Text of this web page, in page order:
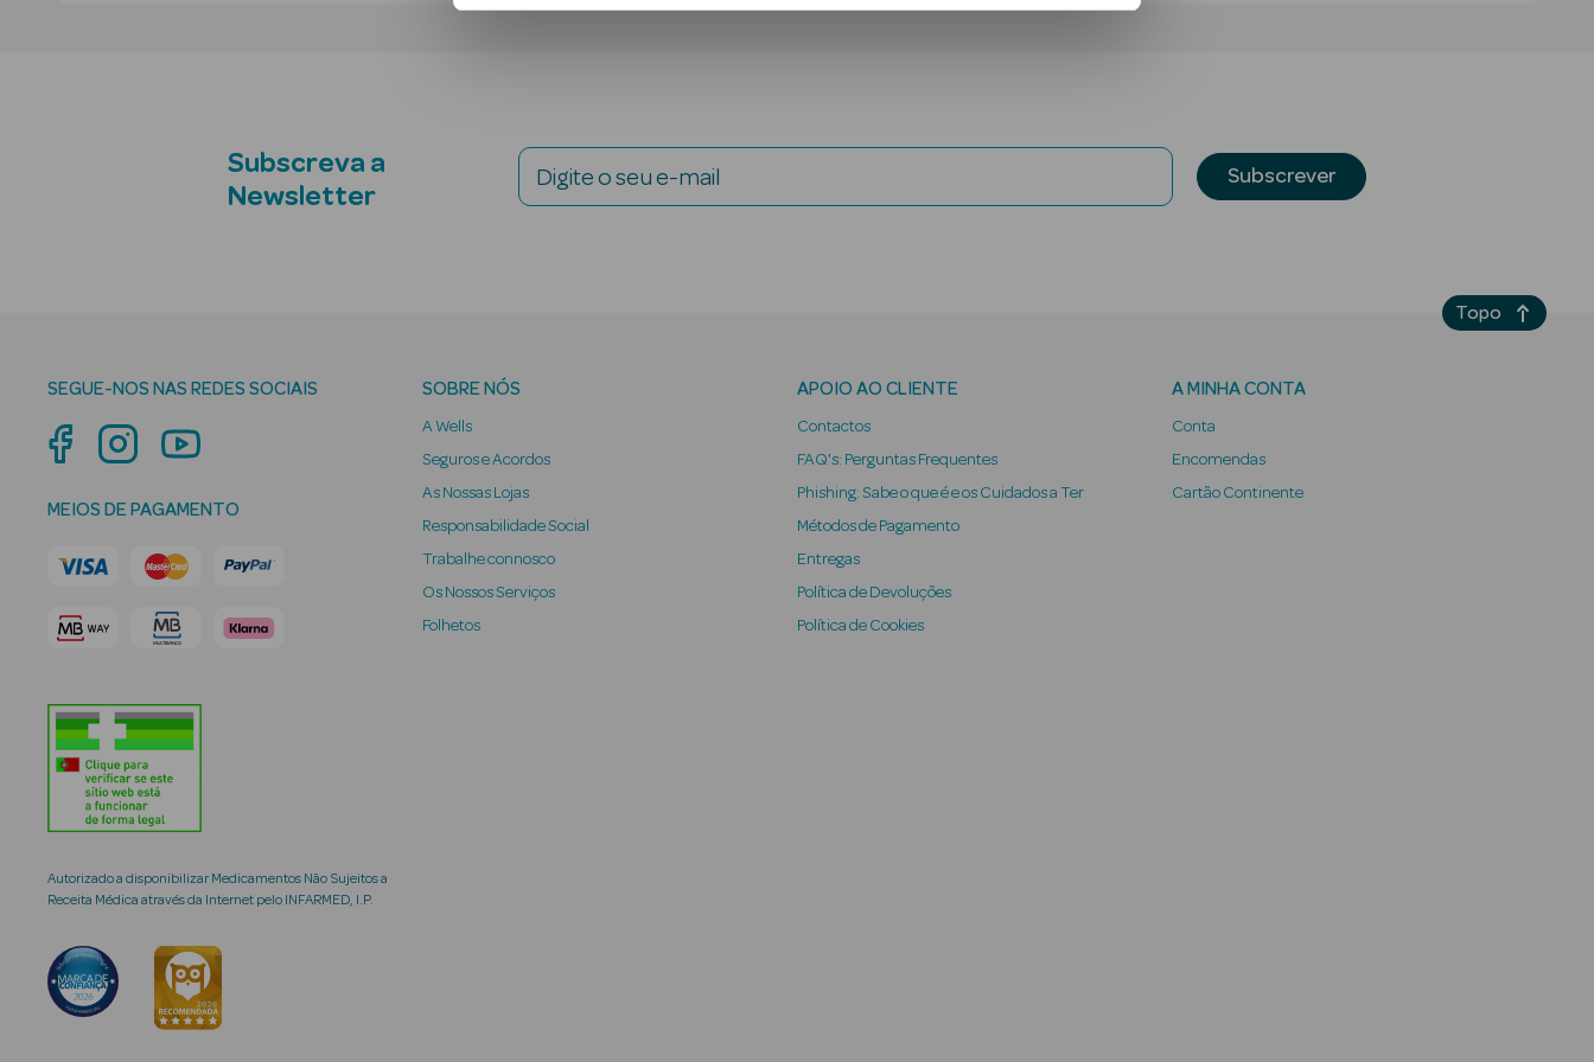
Subscreva a
Newsletter
Digite o seu e-mail Subscrever
SEGUE-NOS NAS REDES SOCIAIS
MEIOS DE PAGAMENTO
Autorizado a disponibilizar Medicamentos Não Sujeitos a
Receita Médica através da Internet pelo INFARMED, I.P.
SOBRE NÓS
A Wells
Seguros e Acordos
As Nossas Lojas
Responsabilidade Social
Trabalhe connosco
Os Nossos Serviços
Folhetos
APOIO AO CLIENTE
Contactos
FAQ's: Perguntas Frequentes
Phishing: Sabe o que é e os Cuidados a Ter
Métodos de Pagamento
Entregas
Política de Devoluções
Política de Cookies
A MINHA CONTA
Conta
Encomendas
Cartão Continente
Topo